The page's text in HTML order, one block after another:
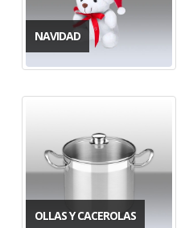
NAVIDAD
OLLAS Y CACEROLAS